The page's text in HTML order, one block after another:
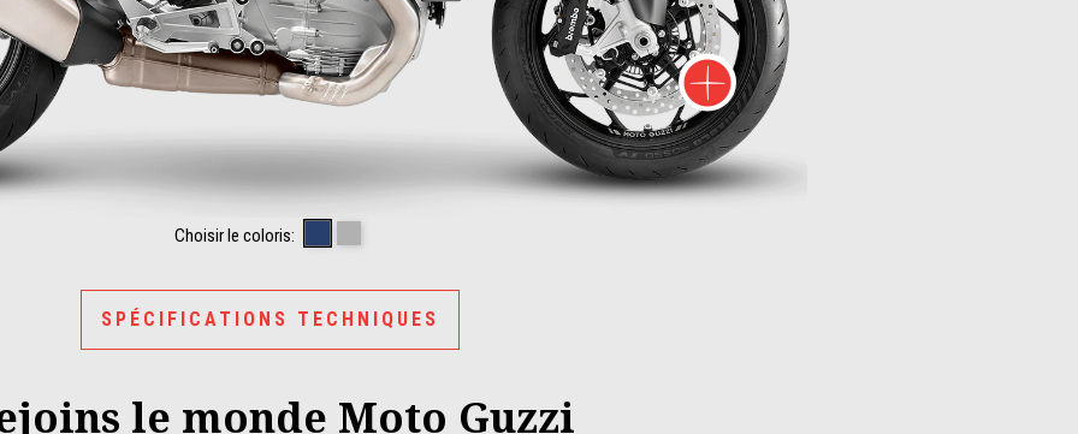
Plus
sur
Choisir le coloris:
SPÉCIFICATIONS TECHNIQUES
le monde Moto Guzzi